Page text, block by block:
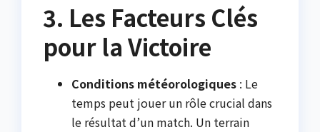
3. Les Facteurs Clés
pour la Victoire
Conditions météorologiques : Le
temps peut jouer un rôle crucial dans
le résultat d’un match. Un terrain